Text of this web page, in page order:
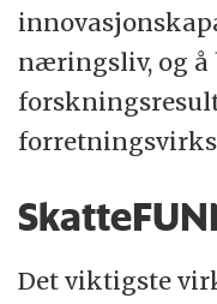
næringsliv, og å
Det viktigste